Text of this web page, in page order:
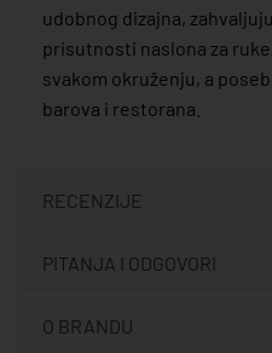
udobnog dizajna,
prisutnosti naslona za
svakom okruženju, a
barova i restorana.
RECENZIJE
PITANJA I ODGOVORI
O BRANDU